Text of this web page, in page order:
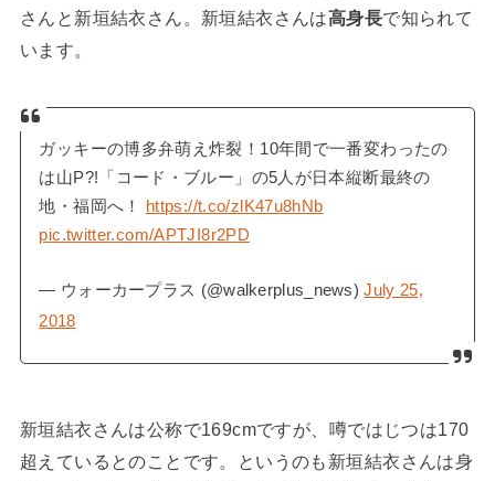
さんと新垣結衣さん。新垣結衣さんは高身長で知られて
います。
ガッキーの博多弁萌え炸裂！10年間で一番変わったの
は山P?!「コード・ブルー」の5人が日本縦断最終の
地・福岡へ！
https://t.co/zlK47u8hNb
pic.twitter.com/APTJI8r2PD
— ウォーカープラス (@walkerplus_news)July 25,
2018
新垣結衣さんは公称で169cmですが、噂ではじつは170
超えているとのことです。というのも新垣結衣さんは身